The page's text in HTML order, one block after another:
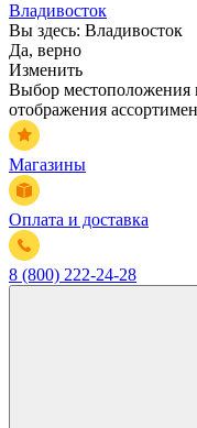
Владивосток
Вы здесь: Владивосток
Да, верно
Изменить
Выбор местоположения
отображения
Магазины
Оплата и доставка
8 (800) 222-24-28